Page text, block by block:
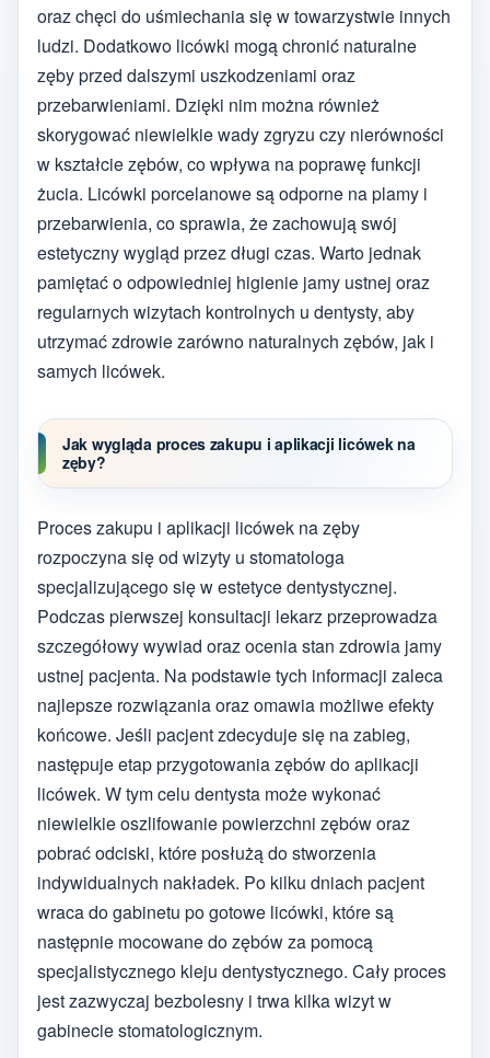
oraz chęci do uśmiechania się w towarzystwie innych
ludzi. Dodatkowo licówki mogą chronić naturalne
zęby przed dalszymi uszkodzeniami oraz
przebarwieniami. Dzięki nim można również
skorygować niewielkie wady zgryzu czy nierówności
w kształcie zębów, co wpływa na poprawę funkcji
żucia. Licówki porcelanowe są odporne na plamy i
przebarwienia, co sprawia, że zachowują swój
estetyczny wygląd przez długi czas. Warto jednak
pamiętać o odpowiedniej higienie jamy ustnej oraz
regularnych wizytach kontrolnych u dentysty, aby
utrzymać zdrowie zarówno naturalnych zębów, jak i
samych licówek.
Jak wygląda proces zakupu i aplikacji licówek na
zęby?
Proces zakupu i aplikacji licówek na zęby
rozpoczyna się od wizyty u stomatologa
specjalizującego się w estetyce dentystycznej.
Podczas pierwszej konsultacji lekarz przeprowadza
szczegółowy wywiad oraz ocenia stan zdrowia jamy
ustnej pacjenta. Na podstawie tych informacji zaleca
najlepsze rozwiązania oraz omawia możliwe efekty
końcowe. Jeśli pacjent zdecyduje się na zabieg,
następuje etap przygotowania zębów do aplikacji
licówek. W tym celu dentysta może wykonać
niewielkie oszlifowanie powierzchni zębów oraz
pobrać odciski, które posłużą do stworzenia
indywidualnych nakładek. Po kilku dniach pacjent
wraca do gabinetu po gotowe licówki, które są
następnie mocowane do zębów za pomocą
specjalistycznego kleju dentystycznego. Cały proces
jest zazwyczaj bezbolesny i trwa kilka wizyt w
gabinecie stomatologicznym.